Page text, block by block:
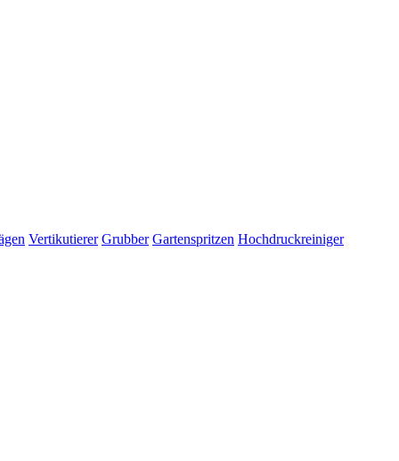
Vertikutierer Grubber Gartenspritzen Hochdruckreiniger